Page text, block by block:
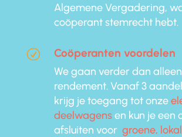
Algemene Vergadering,
coöperant stemrecht hebt.
R Coöperanten voordelen
We gaan verder dan
rendement. Vanaf 3
krijg je toegang tot onze
deelwagensen kun je een
afsluiten voor groene,